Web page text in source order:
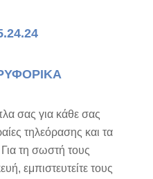
σας για κάθε σας
τηλεόρασης και τα
τη σωστή τους
εμπιστευτείτε τους